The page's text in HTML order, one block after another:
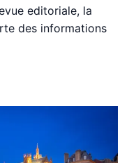
editoriale, la
des informations